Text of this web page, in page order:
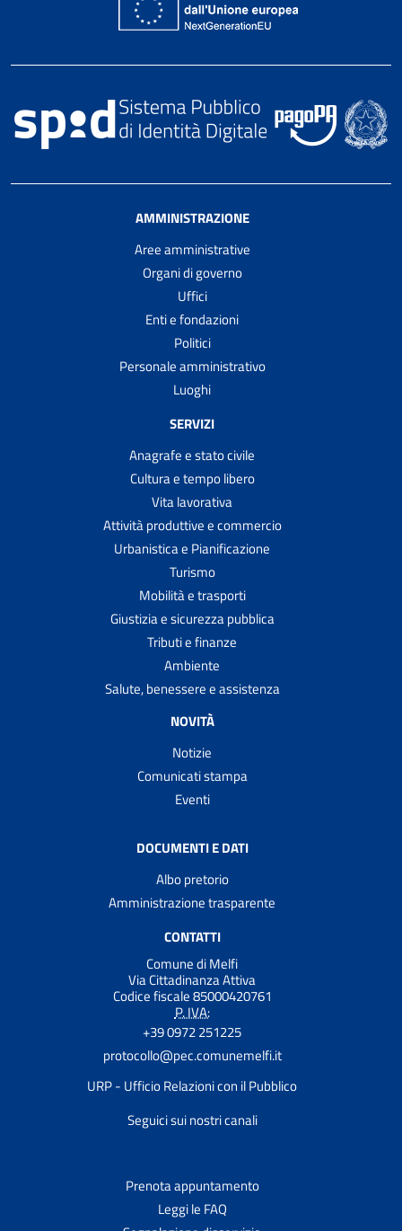
AMMINISTRAZIONE
Aree amministrative
Organi di governo
Uffici
Enti e fondazioni
Politici
Personale amministrativo
Luoghi
SERVIZI
Anagrafe e stato civile
Cultura e tempo libero
Vita lavorativa
Attività produttive e commercio
Urbanistica e Pianificazione
Turismo
Mobilità e trasporti
Giustizia e sicurezza pubblica
Tributi e finanze
Ambiente
Salute, benessere e assistenza
NOVITÀ
Notizie
Comunicati stampa
Eventi
DOCUMENTI E DATI
Albo pretorio
Amministrazione trasparente
CONTATTI
Comune di Melfi
Via Cittadinanza Attiva
Codice fiscale 85000420761
P. IVA:
+39 0972 251225
protocollo@pec.comunemelfi.it
URP - Ufficio Relazioni con il Pubblico
Seguici sui nostri canali
Prenota appuntamento
Leggi le FAQ